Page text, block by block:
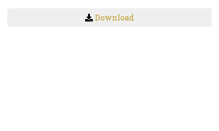
Download